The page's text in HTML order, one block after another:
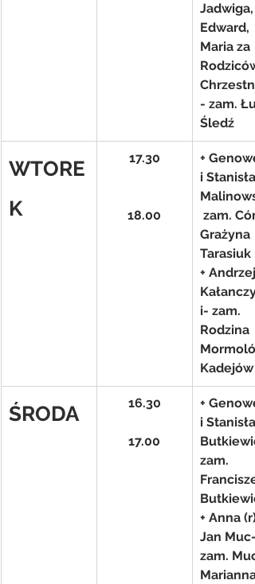
Jadwiga,
Edward,
Maria za
Rodziców
- zam.
Śledź
WTORE
K
17.30
18.00
+
i
zam.
Grażyna
Tarasiuk
+ Andrzej
i- zam.
Rodzina
Kadejów
ŚRODA 16.30
17.00
+
i
zam.
+ Anna
Jan Muc-
zam. Muc
Marianna